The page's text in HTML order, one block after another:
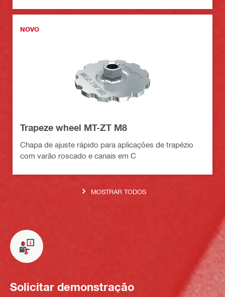
NOVO
Trapeze wheel MT-ZT M8
Chapa de ajuste rápido para aplicações de trapézio
com varão roscado e canais em C
MOSTRAR TODOS
Solicitar demonstração